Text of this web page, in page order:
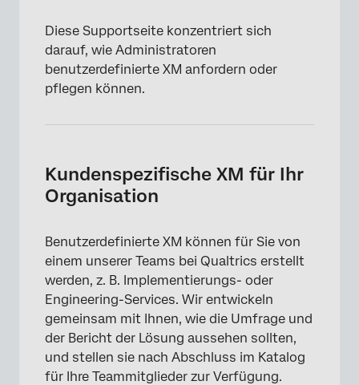
Diese Supportseite konzentriert sich
darauf, wie Administratoren
benutzerdefinierte XM anfordern oder
pflegen können.
Kundenspezifische XM für Ihr
Organisation
Benutzerdefinierte XM können für Sie von
einem unserer Teams bei Qualtrics erstellt
werden, z. B. Implementierungs- oder
Engineering-Services. Wir entwickeln
gemeinsam mit Ihnen, wie die Umfrage und
der Bericht der Lösung aussehen sollten,
und stellen sie nach Abschluss im Katalog
für Ihre Teammitglieder zur Verfügung.